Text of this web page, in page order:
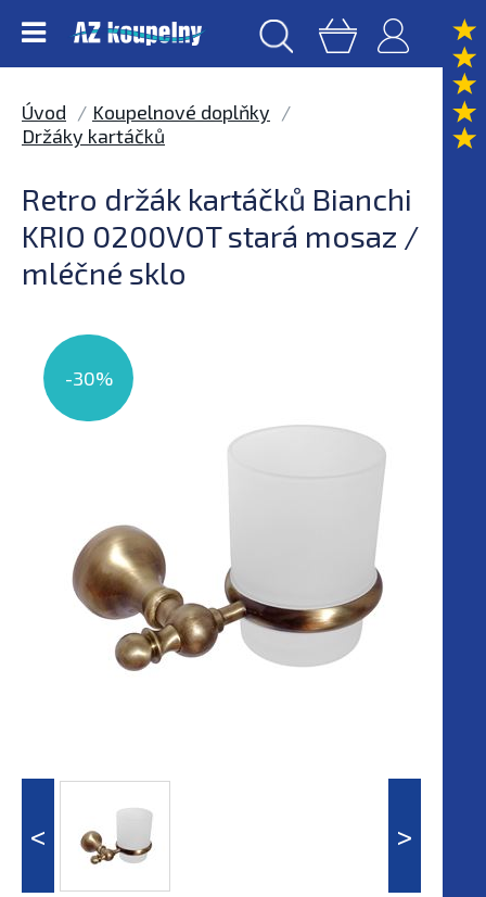
Úvod
Koupelnové doplňky
Držáky kartáčků
Retro držák kartáčků Bianchi
KRIO 0200VOT stará mosaz /
mléčné sklo
-30%